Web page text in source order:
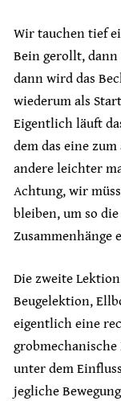
Wir tauchen tief
Bein gerollt, dann
dann wird das
wiederum als
Eigentlich läuft
dem das eine
andere leichter
Achtung, wir
bleiben, um so
Zusammenhänge
Die zweite
Beugelektion,
eigentlich eine
unter dem
jegliche